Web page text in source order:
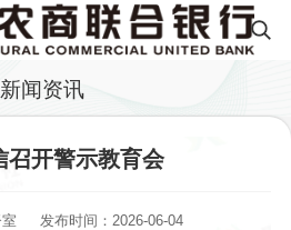
新闻资讯
召开警示教育会
发布时间：2026-06-04